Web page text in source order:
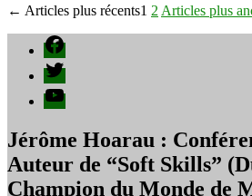
Pagination
des
publications
← Articles plus récents1 2 Articles plus
Facebook
Twitter
YouTube
Jérôme Hoarau :
Auteur de “Soft Skills”
Champion du Monde de